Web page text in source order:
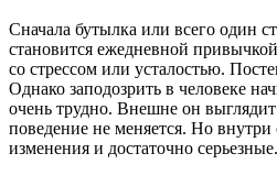
Сначала бутылка или всего один
становится ежедневной
со стрессом или усталостью.
Однако заподозрить в человеке
очень трудно. Внешне он
поведение не меняется. Но
изменения и достаточно серьезные.